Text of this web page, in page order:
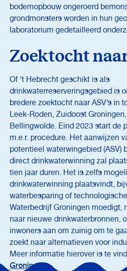
bodemopbouw ongeroerd
grondmonsters worden in hun
laboratorium gedetailleerd
Zoektocht
Of ‘t Hebrecht geschikt is als
drinkwaterreserveringsgebied is
bredere zoektocht naar ASV’s in
Leek-Roden, Zuidoost
Bellingwolde. Eind 2023 start de
m.e.r. procedure. Het aanwijzen
potentieel waterwingebied (ASV)
direct drinkwaterwinning zal
tien jaar duren. Het is zelfs
drinkwaterwinning plaatsvindt,
waterbesparing of
Waterbedrijf Groningen moedigt,
naar nieuwe drinkwaterbronnen,
inwoners aan om zuinig om te
zoekt naar alternatieven voor
Meer informatie hierover is te
Groningen